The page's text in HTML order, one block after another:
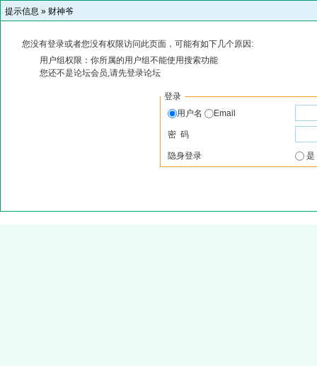
提示信息 » 财神爷
您没有登录或者您没有权限访问此页面，可能有如下几个原因:
用户组权限：你所属的用户组不能使用搜索功能
您还不是论坛会员,请先登录论坛
登录
用户名
Email
密 码
隐身登录